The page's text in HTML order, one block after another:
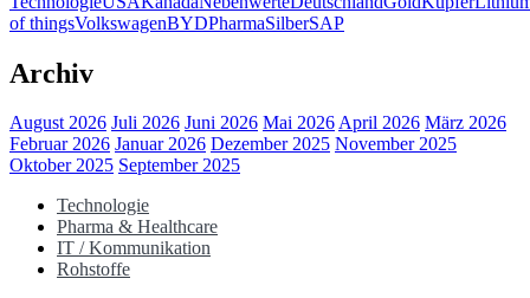
of thingsVolkswagenBYDPharmaSilberSAP
Archiv
August 2026 Juli 2026 Juni 2026 Mai 2026April 2026 März 2026
Februar 2026 Januar 2026 Dezember 2025 November 2025
Oktober 2025 September 2025
Technologie
Pharma & Healthcare
IT / Kommunikation
Rohstoffe